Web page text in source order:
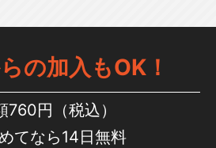
忍たま乱太郎 第26シリーズ
忍たま乱太郎 第29シリーズ
の加入もOK！
760円（税込）
てなら14日無料